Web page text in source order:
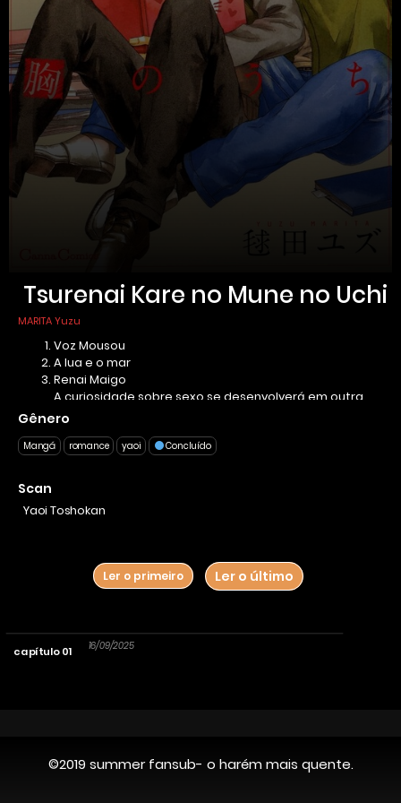
Tsurenai Kare no Mune no Uchi
MARITA Yuzu
Voz Mousou
A lua e o mar
Renai Maigo
A curiosidade sobre sexo se desenvolverá em outra
coisa entre dois amigos de infância?
8-nen Mae, Bokutachi wa
Gênero
Mangá romance yaoi Concluído
Scan
Yaoi Toshokan
Ler o primeiro Ler o último
capítulo 01 16/09/2025
©2019 summer fansub- o harém mais quente.